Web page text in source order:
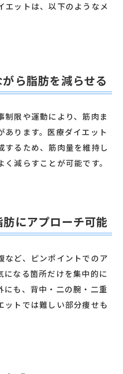
エットは、以下のようなメ
ら脂肪を減らせる
制限や運動により、筋肉ま
あります。医療ダイエット
するため、筋肉量を維持し
減らすことが可能です。
にアプローチ可能
など、ピンポイントでのア
になる箇所だけを集中的に
にも、背中・二の腕・二重
ットでは難しい部分痩せも